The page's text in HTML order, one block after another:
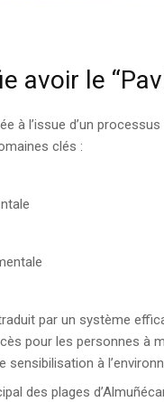
avoir le
à l’issue d’un
clés :
par un système
pour les personnes à
sensibilisation à
des plages